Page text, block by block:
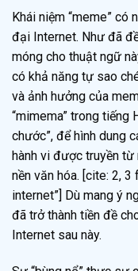
Khái niệm “meme”
đại Internet. Như đã
móng cho thuật ngữ
có khả năng tự sao
và ảnh hưởng của
“mimema” trong tiếng
chước”, để hình dung
hành vi được truyền
nền văn hóa. [cite: 2,
internet”] Dù mang ý
đã trở thành tiền đề
Internet sau này.